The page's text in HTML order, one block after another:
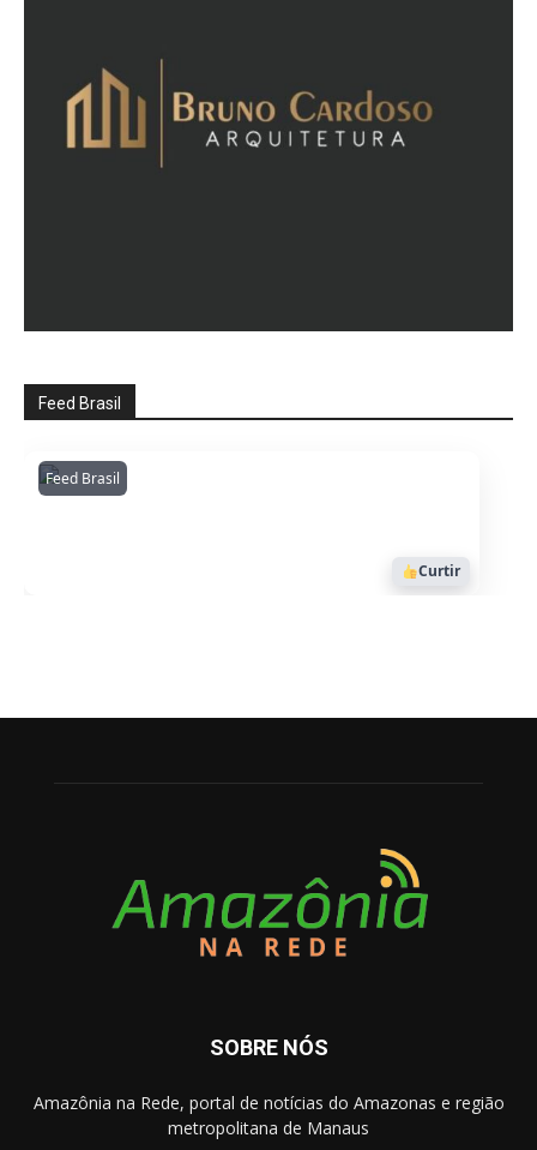
Feed Brasil
Feed BrasilAmazonianarede
1053
Curtir
SOBRE NÓS
Amazônia na Rede, portal de notícias do Amazonas e região
metropolitana de Manaus